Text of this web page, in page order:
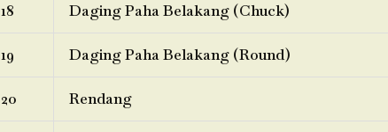
18 Daging Paha Belakang (Chuck)
19 Daging Paha Belakang (Round)
20 Rendang